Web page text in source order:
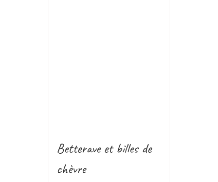
Betterave et billes de
chèvre